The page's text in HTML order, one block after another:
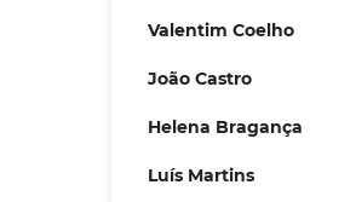
Valentim Coelho
João Castro
Helena Bragança
Luís Martins